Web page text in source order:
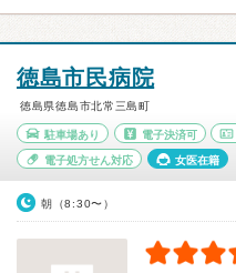
徳島市民病院
徳島県徳島市北常三島町
駐車場あり 電子決済可
電子処方せん対応 女医在籍
朝（8:30〜）